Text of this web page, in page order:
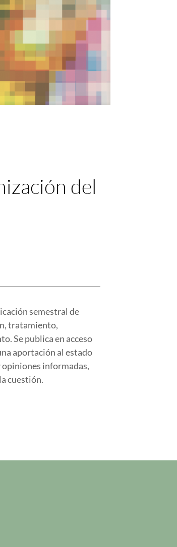
del
semestral de
tratamiento,
Se publica en acceso
aportación al estado
opiniones informadas,
cuestión.